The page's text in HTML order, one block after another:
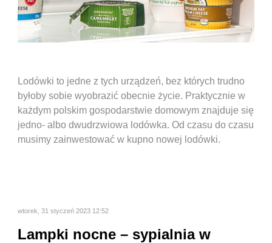
Lodówki to jedne z tych urządzeń, bez których trudno
byłoby sobie wyobrazić obecnie życie. Praktycznie w
każdym polskim gospodarstwie domowym znajduje się
jedno- albo dwudrzwiowa lodówka. Od czasu do czasu
musimy zainwestować w kupno nowej lodówki.
wtorek, 31 styczeń 2023 12:52
Lampki nocne – sypialnia w